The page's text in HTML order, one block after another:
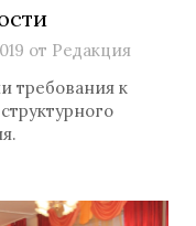
от Редакция
требования к